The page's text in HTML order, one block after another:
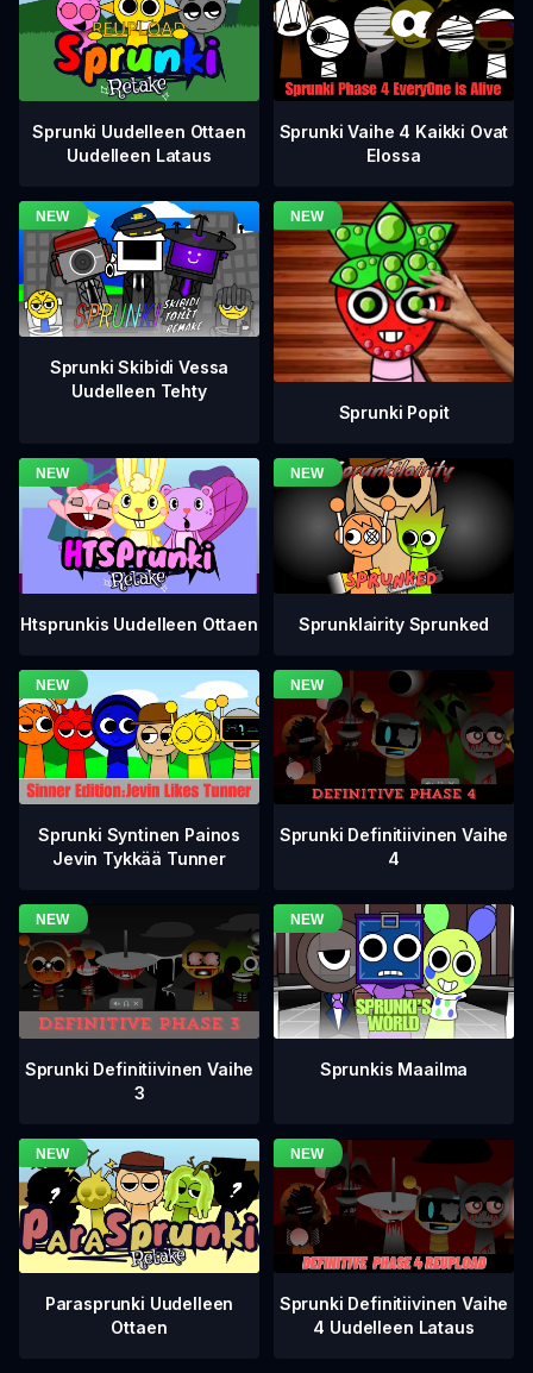
Sprunki Uudelleen Ottaen
Uudelleen Lataus
Sprunki Vaihe 4 Kaikki Ovat
Elossa
Sprunki Skibidi Vessa
Uudelleen Tehty
Sprunki Popit
Htsprunkis Uudelleen Ottaen Sprunklairity Sprunked
Sprunki Syntinen Painos
Jevin Tykkää Tunner
Sprunki Definitiivinen Vaihe
4
Sprunki Definitiivinen Vaihe
3
Sprunkis Maailma
Parasprunki Uudelleen
Ottaen
Sprunki Definitiivinen Vaihe
4 Uudelleen Lataus